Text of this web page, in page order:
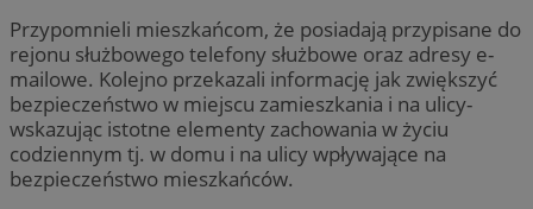
Przypomnieli mieszkańcom, że posiadają przypisane do
rejonu służbowego telefony służbowe oraz adresy e-
mailowe. Kolejno przekazali informację jak zwiększyć
bezpieczeństwo w miejscu zamieszkania i na ulicy-
wskazując istotne elementy zachowania w życiu
codziennym tj. w domu i na ulicy wpływające na
bezpieczeństwo mieszkańców.